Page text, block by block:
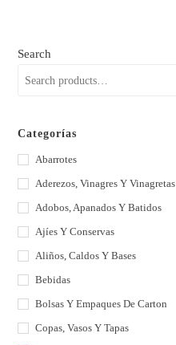
Search
Categorías
Abarrotes
Aderezos, Vinagres Y Vinagretas
Adobos, Apanados Y Batidos
Ajíes Y Conservas
Aliños, Caldos Y Bases
Bebidas
Bolsas Y Empaques De Carton
Copas, Vasos Y Tapas